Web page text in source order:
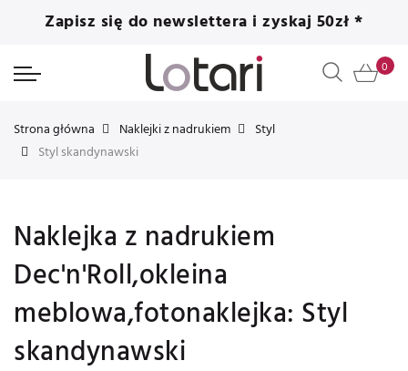
Zapisz się do newslettera i zyskaj 50zł *
Strona główna Naklejki z nadrukiem
Styl
Styl skandynawski
Naklejka z nadrukiem
Dec'n'Roll,okleina
meblowa,fotonaklejka: Styl
skandynawski